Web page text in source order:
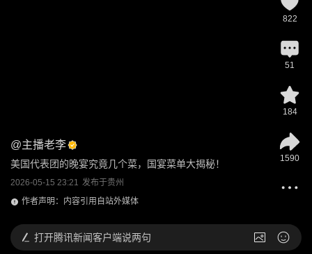
@主播老李
美国代表团的晚宴究竟几个菜，国宴菜单大揭秘！
2026-05-15 23:21 发布于贵州
作者声明：内容引用自站外媒体
822
51
184
1590
打开腾讯新闻客户端说两句